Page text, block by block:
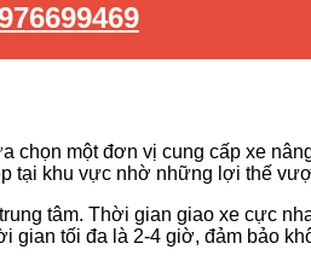
chọn một đơn vị cung cấp xe
tại khu vực nhờ những lợi thế
tâm. Thời gian giao xe cực
tối đa là 2-4 giờ, đảm bảo